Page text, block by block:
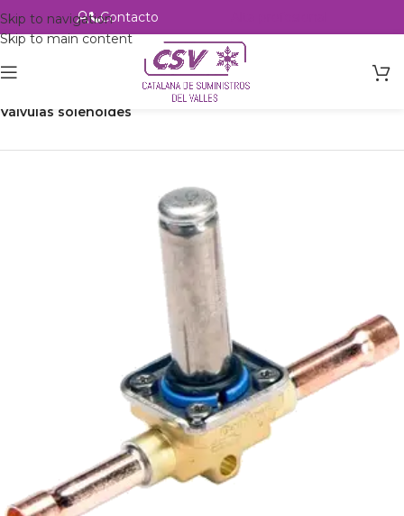
Skip to navigation
Skip to main content
Contacto
Refrigeración Control de circuito
Válvulas solenoides